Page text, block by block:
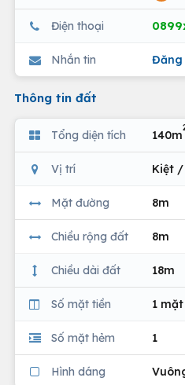
Điện thoại
Nhắn tin Đăng
Thông tin đất
Tổng diện tích 140m
Vị trí Kiệt /
Mặt đường 8m
Chiều rộng đất 8m
Chiều dài đất 18m
Số mặt tiền 1
Số mặt hẻm 1
Hình dáng